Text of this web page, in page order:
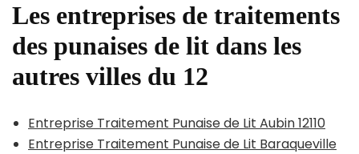
Les entreprises de traitements
des punaises de lit dans les
autres villes du 12
Entreprise Traitement Punaise de Lit Aubin 12110
Entreprise Traitement Punaise de Lit Baraqueville